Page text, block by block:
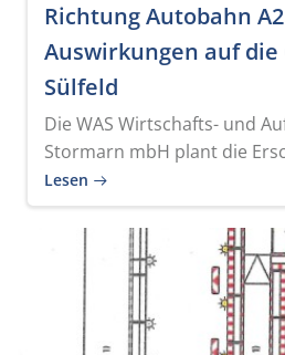
Richtung Autobahn
Auswirkungen auf die
Sülfeld
Die WAS Wirtschafts- und
Stormarn mbH plant die
Lesen